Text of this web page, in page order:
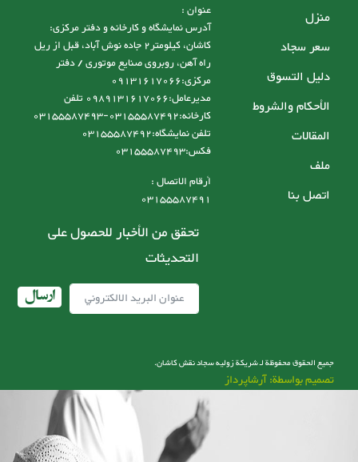
منزل
سعر سجاد
دليل التسوق
الأحكام والشروط
المقالات
ملف
اتصل بنا
عنوان :
آدرس نمایشگاه و کارخانه و دفتر مرکزی:
کاشان، کیلومتر2 جاده نوش آباد، قبل از ریل
راه آهن، روبروی صنایع موتوری / دفتر
مرکزی:09131617066
مدیرعامل:0989131617066 تلفن
کارخانه:03155587492-03155587493
تلفن نمایشگاه:03155587492
فکس:03155587493
أرقام الاتصال :
03155587491
تحقق من الأخبار للحصول على
التحديثات
ارسال
جميع الحقوق محفوظة لـ شریکة زولیه سجاد نقش کاشان.
تصميم بواسطة: آرشاپرداز